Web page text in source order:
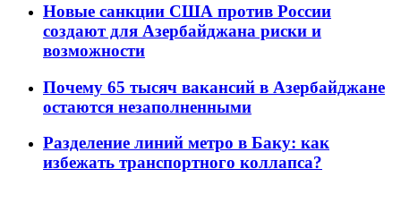
Новые санкции США против России
создают для Азербайджана риски и
возможности
Почему 65 тысяч вакансий в Азербайджане
остаются незаполненными
Разделение линий метро в Баку: как
избежать транспортного коллапса?